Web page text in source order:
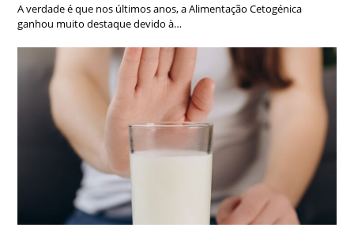
A verdade é que nos últimos anos, a Alimentação Cetogénica
ganhou muito destaque devido à…